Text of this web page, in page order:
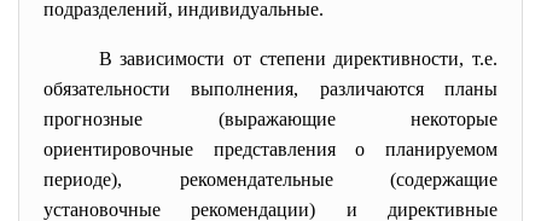
подразделений, индивидуальные.
В зависимости от степени директивности, т.е.
обязательности выполнения, различаются планы
прогнозные (выражающие некоторые
ориентировочные представления о планируемом
периоде), рекомендательные (содержащие
установочные рекомендации) и директивные